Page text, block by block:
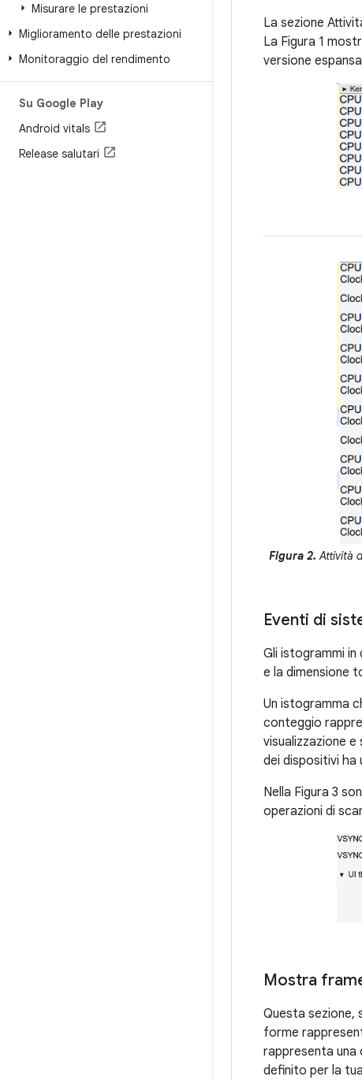
Misurare le prestazioni
Miglioramento delle prestazioni
Monitoraggio del rendimento
Su Google Play
Android vitals
Release salutari
La sezione
La Figura 1
versione
Figura 2. Attività
Eventi di
Gli istogrammi
e la dimensione
Un istogramma
conteggio
visualizzazione
dei dispositivi ha
Nella Figura 3
operazioni di
Mostra
Questa sezione,
forme
rappresenta una
definito per la